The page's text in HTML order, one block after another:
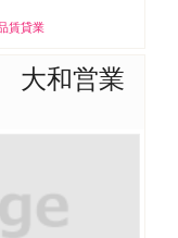
賃貸業
大和営業